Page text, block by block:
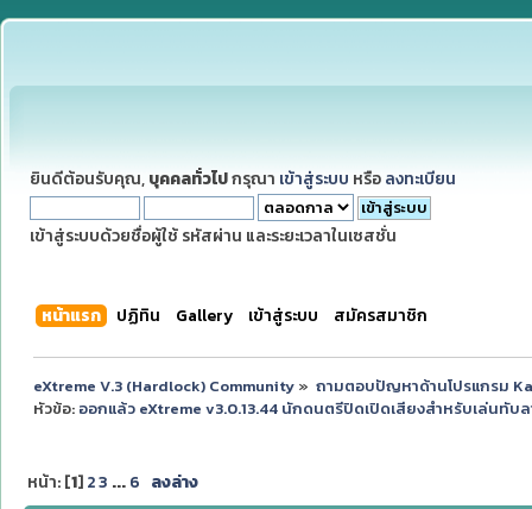
ยินดีต้อนรับคุณ, บุคคลทั่วไปกรุณา เข้าสู่ระบบ หรือ ลงทะเบียน
เข้าสู่ระบบด้วยชื่อผู้ใช้ รหัสผ่าน และระยะเวลาในเซสชั่น
หน้าแรก ปฏิทิน Gallery เข้าสู่ระบบ สมัครสมาชิก
eXtreme V.3 (Hardlock) Community» ถามตอบปัญหาด้านโปรแกรม
หัวข้อ: ออกแล้ว eXtreme v3.0.13.44 นักดนตรีปิดเปิดเสียงสำหรับเล่นทับ
หน้า: [1] 23 ... 6 ลงล่าง